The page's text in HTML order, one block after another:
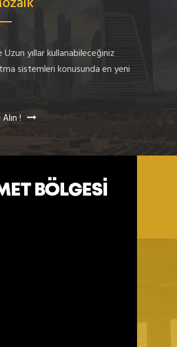
Uzun yıllar kullanabileceğiniz
sistemleri konusunda en yeni
!